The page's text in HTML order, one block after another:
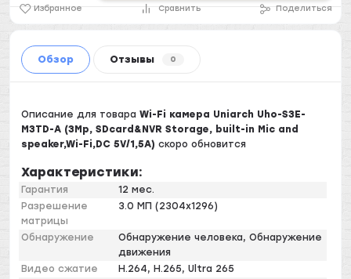
Избранное Сравнить Поделиться
Обзор Отзывы 0
Описание для товараWi-Fi камера Uniarch Uho-S3E-
M3TD-A (3Mp, SDcard&NVR Storage, built-in Mic and
speaker,Wi-Fi,DC 5V/1,5A) скоро обновится
Характеристики:
Гарантия
12 мес.
Разрешение
матрицы
3.0 МП (2304x1296)
Обнаружение
Обнаружение человека, Обнаружение
движения
Видео сжатие
H.264, H.265, Ultra 265